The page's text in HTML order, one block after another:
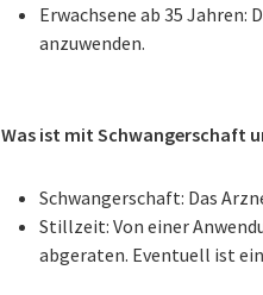
Erwachsene ab 35
anzuwenden.
Was ist mit Schwangerschaft
Schwangerschaft: Das
Stillzeit: Von einer
abgeraten. Eventuell ist